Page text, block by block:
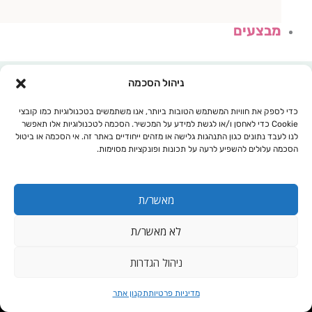
ניהול הסכמה
כדי לספק את חוויות המשתמש הטובות ביותר, אנו משתמשים בטכנולוגיות כמו קובצי
Cookie כדי לאחסן ו/או לגשת למידע על המכשיר. הסכמה לטכנולוגיות אלו תאפשר
לנו לעבד נתונים כגון התנהגות גלישה או מזהים ייחודיים באתר זה. אי הסכמה או ביטול
הסכמה עלולים להשפיע לרעה על תכונות ופונקציות מסוימות.
מאשר/ת
לא מאשר/ת
ניהול הגדרות
מדיניות פרטיותתקנון אתר
מבצעים
עגלת קניות